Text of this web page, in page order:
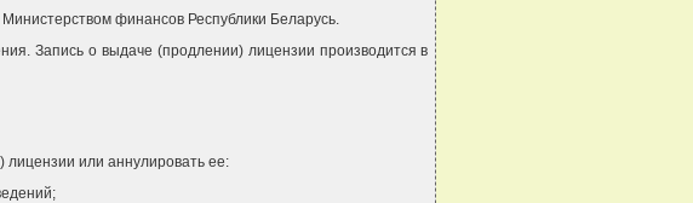
финансов Республики Беларусь.
Запись о выдаче (продлении) лицензии производится в
лицензии или аннулировать ее: